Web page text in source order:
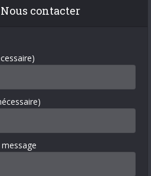
Nous contacter